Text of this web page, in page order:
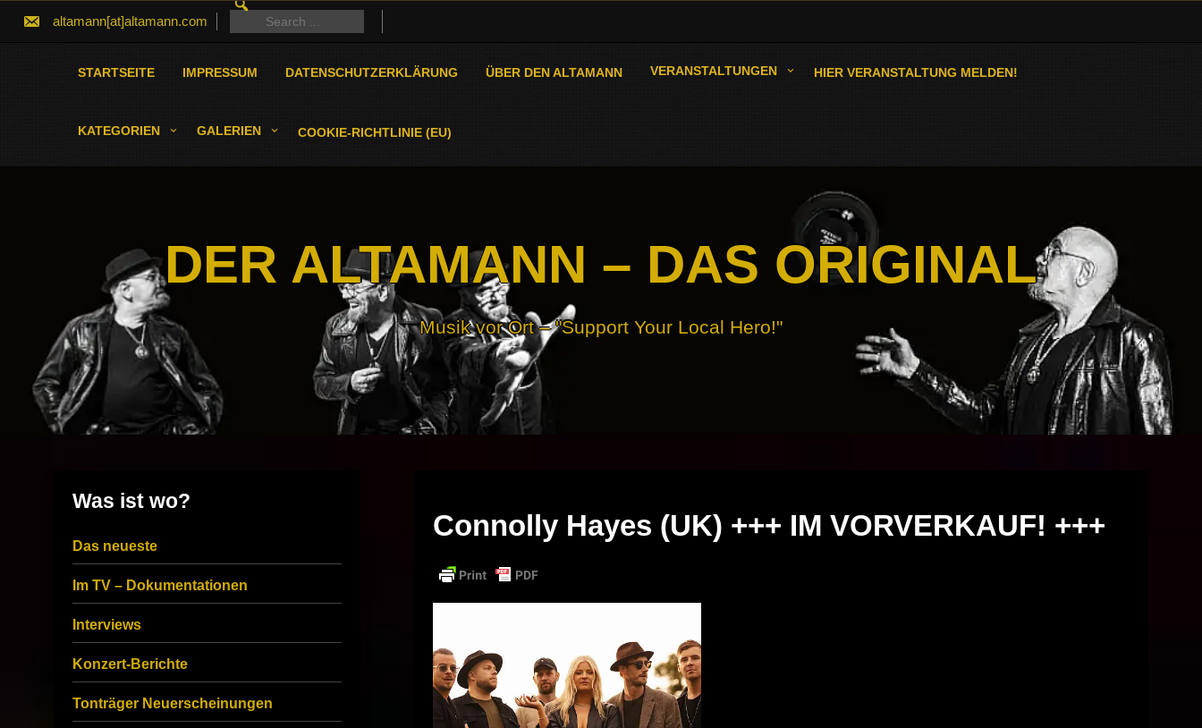
altamann[at]altamann.com
FOR:
Search
for:
STARTSEITE IMPRESSUM DATENSCHUTZERKLÄRUNG ÜBER DEN ALTAMANN VERANSTALTUNGEN HIER VERANSTALTUNG MELDEN!
KATEGORIEN GALERIEN COOKIE-RICHTLINIE (EU)
DER ALTAMANN – DAS ORIGINAL
Musik vor Ort – "Support Your Local Hero!"
Connolly Hayes (UK) +++ IM VORVERKAUF! +++
Was ist wo?
Das neueste
Im TV – Dokumentationen
Interviews
Konzert-Berichte
Tonträger Neuerscheinungen